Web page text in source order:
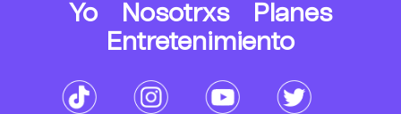
Yo Nosotrxs
Planes
Entretenimiento